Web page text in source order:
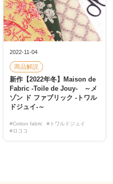
2022-11-04
商品解説
新作【2022年冬】Maison de
Fabric -Toile de Jouy- ～メ
ゾン ド ファブリック -トワル
ドジュイ-～
#Cotton fabric
#トワルドジュイ
#ロココ